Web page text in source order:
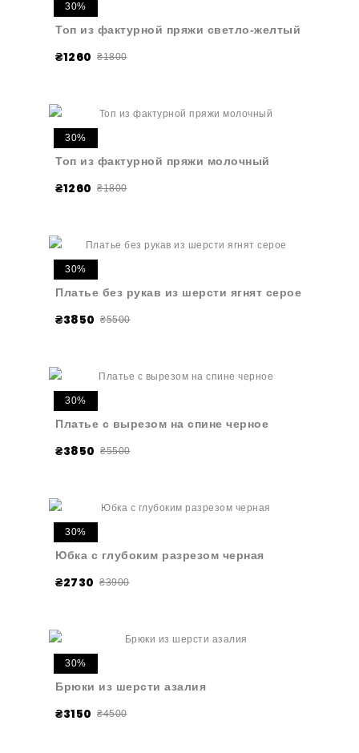
30%
Топ из фактурной пряжи светло-желтый
₴1260 ₴1800
30%
Топ из фактурной пряжи молочный
₴1260 ₴1800
30%
Платье без рукав из шерсти ягнят серое
₴3850 ₴5500
30%
Платье с вырезом на спине черное
₴3850 ₴5500
30%
Юбка с глубоким разрезом черная
₴2730 ₴3900
30%
Брюки из шерсти азалия
₴3150 ₴4500